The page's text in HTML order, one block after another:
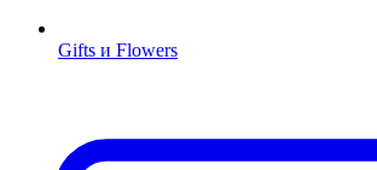
Gifts и Flowers